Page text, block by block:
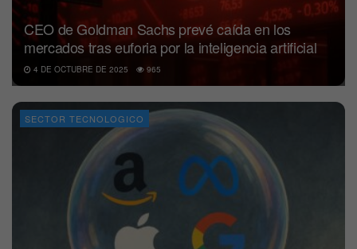
CEO de Goldman Sachs prevé caída en los
mercados tras euforia por la inteligencia artificial
4 DE OCTUBRE DE 2025 965
SECTOR TECNOLOGICO